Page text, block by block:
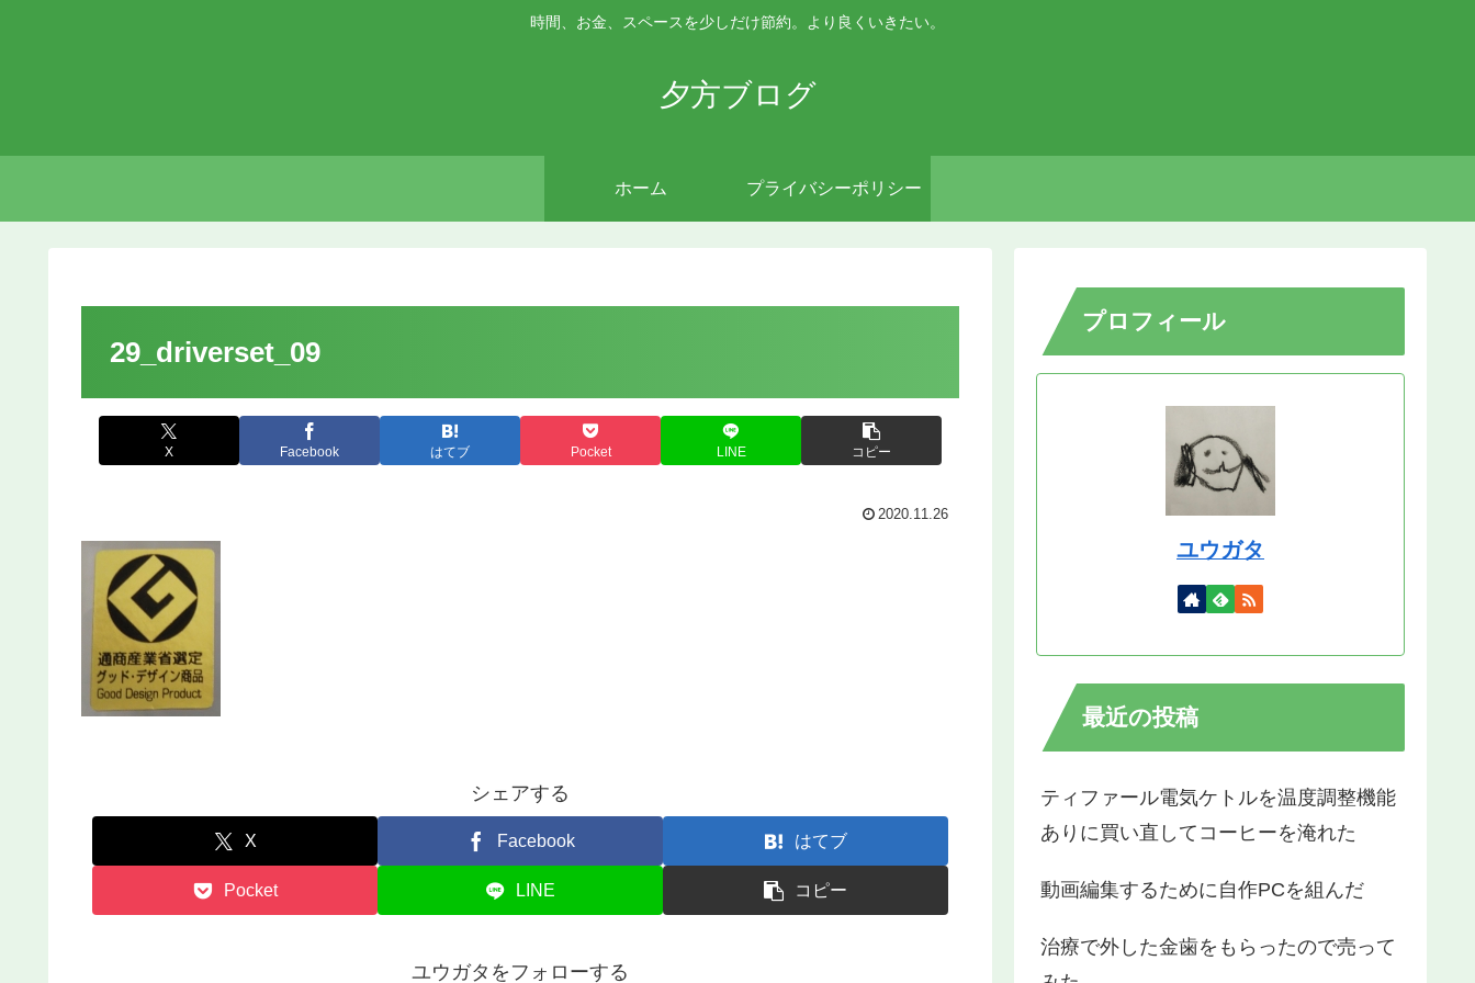
時間、お金、スペースを少しだけ節約。より良くいきたい。
夕方ブログ
ホーム プライバシーポリシー
29_driverset_09
X Facebook はてブ Pocket LINE コピー
2020.11.26
シェアする
X Facebook はてブ
Pocket LINE コピー
ユウガタをフォローする
プロフィール
ユウガタ
最近の投稿
ティファール電気ケトルを温度調整機能
ありに買い直してコーヒーを淹れた
動画編集するために自作PCを組んだ
治療で外した金歯をもらったので売って